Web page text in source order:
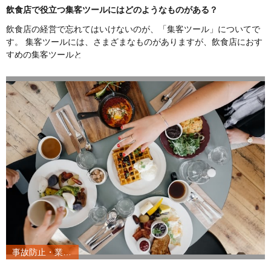
飲食店で役立つ集客ツールにはどのようなものがある？
飲食店の経営で忘れてはいけないのが、「集客ツール」についてで
す。 集客ツールには、さまざまなものがありますが、飲食店におす
すめの集客ツールと
事故防止・業務改善